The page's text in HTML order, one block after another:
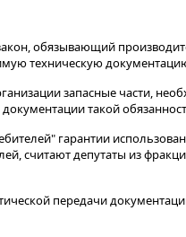
обязывающий
техническую
запасные части,
такой
гарантии
считают депутаты из
передачи